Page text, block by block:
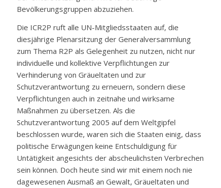
Bevölkerungsgruppen abzuziehen.
Die ICR2P ruft alle UN-Mitgliedsstaaten auf, die
diesjährige Plenarsitzung der Generalversammlung
zum Thema R2P als Gelegenheit zu nutzen, nicht nur
individuelle und kollektive Verpflichtungen zur
Verhinderung von Gräueltaten und zur
Schutzverantwortung zu erneuern, sondern diese
Verpflichtungen auch in zeitnahe und wirksame
Maßnahmen zu übersetzen. Als die
Schutzverantwortung 2005 auf dem Weltgipfel
beschlossen wurde, waren sich die Staaten einig, dass
politische Erwägungen keine Entschuldigung für
Untätigkeit angesichts der abscheulichsten Verbrechen
sein können. Doch heute sind wir mit einem noch nie
dagewesenen Ausmaß an Gewalt, Gräueltaten und